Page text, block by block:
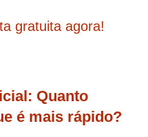
gratuita agora!
Quanto
é mais rápido?